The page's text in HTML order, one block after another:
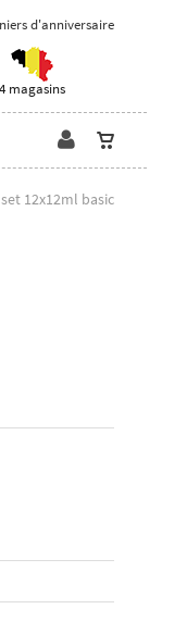
d'anniversaire
4 magasins
12x12ml basic